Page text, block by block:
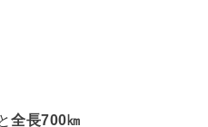
全長700㎞